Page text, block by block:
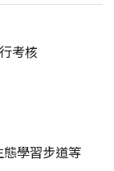
考核
學習步道等